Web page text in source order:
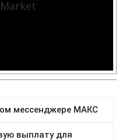
Market